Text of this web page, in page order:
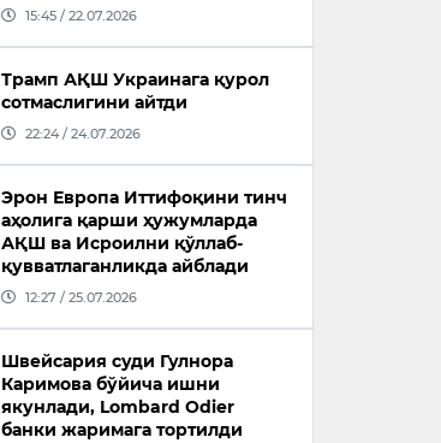
15:45 / 22.07.2026
Трамп АҚШ Украинага қурол
сотмаслигини айтди
22:24 / 24.07.2026
Эрон Европа Иттифоқини тинч
аҳолига қарши ҳужумларда
АҚШ ва Исроилни қўллаб-
қувватлаганликда айблади
12:27 / 25.07.2026
Швейсария суди Гулнора
Каримова бўйича ишни
якунлади, Lombard Odier
банки жаримага тортилди